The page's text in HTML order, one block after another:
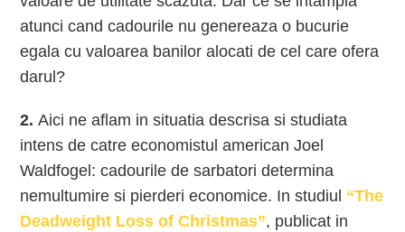
atunci cand cadourile nu genereaza o bucurie
egala cu valoarea banilor alocati de cel care ofera
darul?
2.Aici ne aflam in situatia descrisa si studiata
intens de catre economistul american Joel
Waldfogel: cadourile de sarbatori determina
nemultumire si pierderi economice. In studiul “The
Deadweight Loss of Christmas”, publicat in